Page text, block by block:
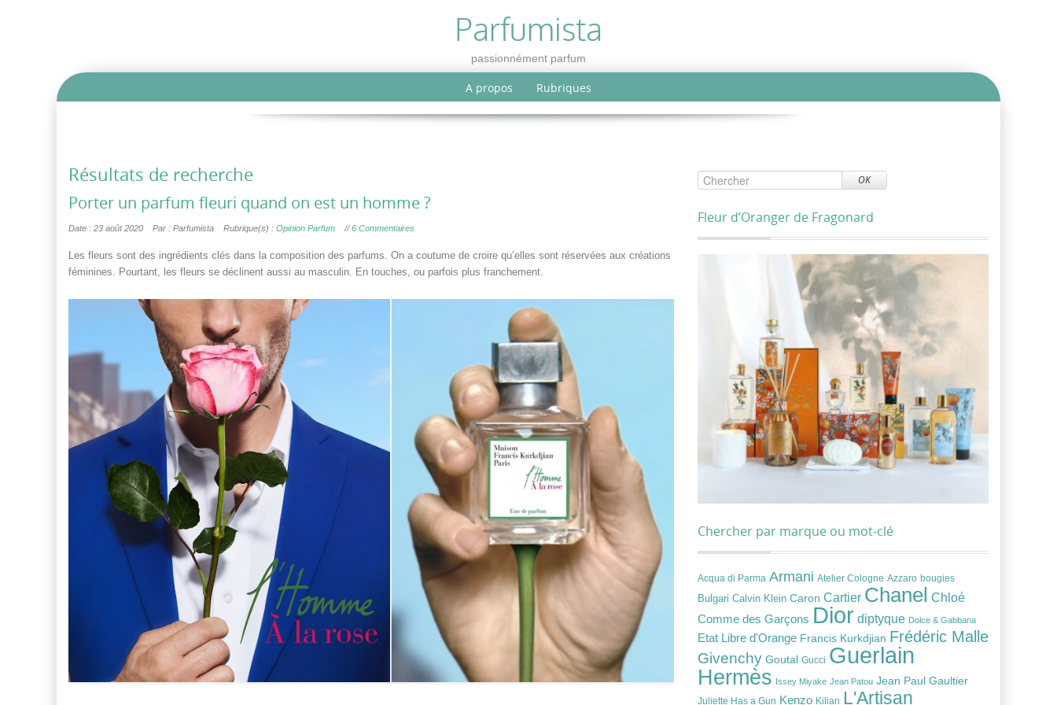
Parfumista
passionnément parfum
A propos Rubriques
Résultats de recherche
Porter un parfum fleuri quand on est un homme ?
Date : 23 août 2020 Par : Parfumista Rubrique(s) : Opinion Parfum //6 Commentaires
Les fleurs sont des ingrédients clés dans la composition des parfums. On a coutume de croire qu’elles sont réservées aux créations
féminines. Pourtant, les fleurs se déclinent aussi au masculin. En touches, ou parfois plus franchement.
OK
Fleur d’Oranger de Fragonard
Chercher par marque ou mot-clé
Acqua di Parma Armani Atelier Cologne Azzaro bougies
Bulgari Calvin Klein Caron Cartier Chanel Chloé
Comme des Garçons Dior diptyque Dolce & Gabbana
Etat Libre d'Orange Francis Kurkdjian Frédéric Malle
Givenchy Goutal Gucci Guerlain
Hermès Issey Miyake Jean Patou Jean Paul Gaultier
Juliette Has a Gun Kenzo Kilian L'Artisan